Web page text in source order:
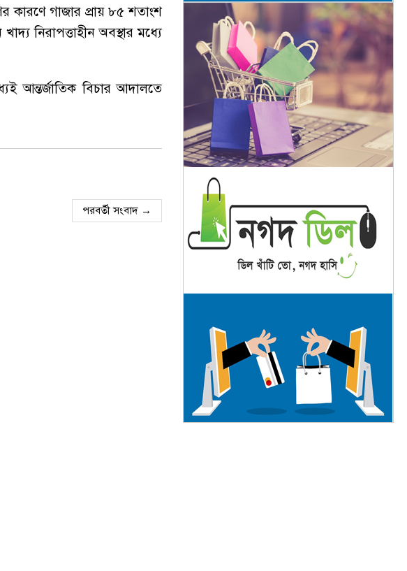
কারণে গাজার প্রায় ৮৫ শতাংশ
নিরাপত্তাহীন অবস্থার মধ্যে
আন্তর্জাতিক বিচার আদালতে
পরবর্তী সংবাদ →